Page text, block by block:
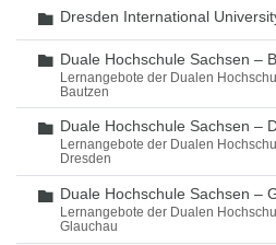
Ordner
Dresden International
Ordner
Duale Hochschule Sachsen –
Lernangebote der Dualen
Bautzen
Ordner
Duale Hochschule Sachsen –
Lernangebote der Dualen
Dresden
Ordner
Duale Hochschule Sachsen –
Lernangebote der Dualen
Glauchau